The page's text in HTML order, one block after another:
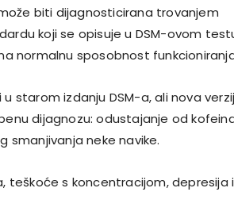
biti dijagnosticirana trovanjem
koji se opisuje u DSM-ovom
normalnu sposobnost
starom izdanju DSM-a, ali nova
dijagnozu: odustajanje od
smanjivanja neke navike.
teškoće s koncentracijom, depresija i